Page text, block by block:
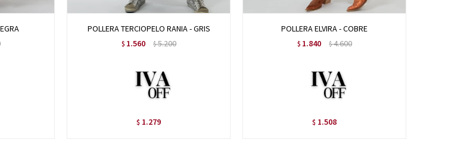
POLLERA TERCIOPELO RANIA - GRIS
$ 1.560 $5.200
$ 1.279
POLLERA ELVIRA - COBRE
$ 1.840 $4.600
$ 1.508